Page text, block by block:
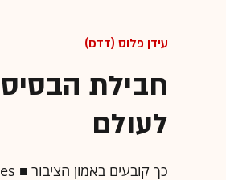
עידן פלוס (DTT)
לעולם